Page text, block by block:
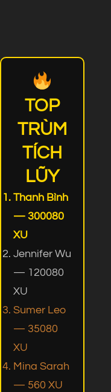
TOP
TRÙM
TÍCH
LŨY
Thanh Bình
— 300080
XU
Jennifer Wu
— 120080
XU
Sumer Leo
— 35080
XU
Mina Sarah
— 560 XU